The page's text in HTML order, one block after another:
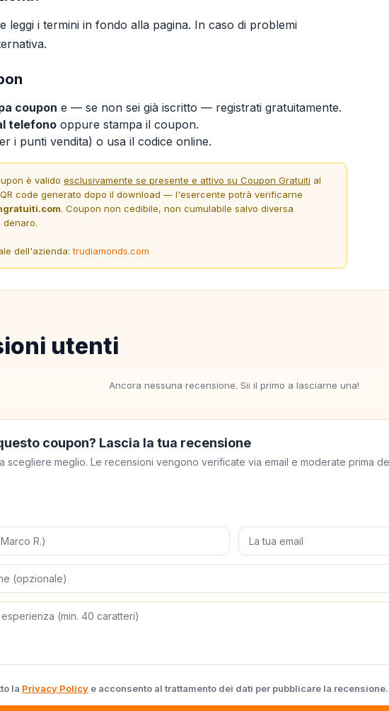
leggi i termini in fondo alla pagina. In caso di problemi
coupon e — se non sei già iscritto — registrati gratuitamente.
telefono oppure stampa il coupon.
i punti vendita) o usa il codice online.
è valido esclusivamente se presente e attivo su Coupon Gratuiti al
code generato dopo il download — l'esercente potrà verificarne
. Coupon non cedibile, non cumulabile salvo diversa
denaro.
dell'azienda:trudiamonds.com
utenti
Ancora nessuna recensione. Sii il primo a lasciarne una!
coupon? Lascia la tua recensione
scegliere meglio. Le recensioni vengono verificate via email e moderate prima
la Privacy Policy e acconsento al trattamento dei dati per pubblicare la recensione.